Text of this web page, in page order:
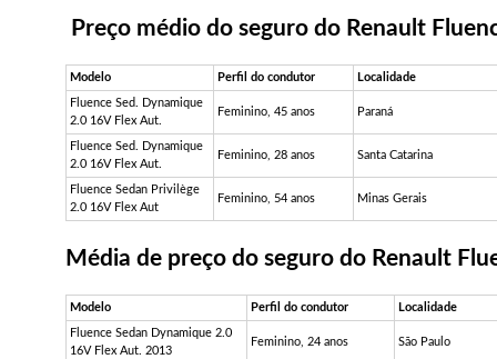
Preço médio do seguro do Renault
Modelo Perfil do condutor Localidade
Fluence Sed. Dynamique
2.0 16V Flex Aut.
Feminino, 45 anos Paraná
Fluence Sed. Dynamique
2.0 16V Flex Aut.
Feminino, 28 anos Santa Catarina
Fluence Sedan Privilège
2.0 16V Flex Aut
Feminino, 54 anos Minas Gerais
Média de preço do seguro do Renault
Modelo Perfil do condutor Localidade
Fluence Sedan Dynamique 2.0
16V Flex Aut. 2013
Feminino, 24 anos São Paulo